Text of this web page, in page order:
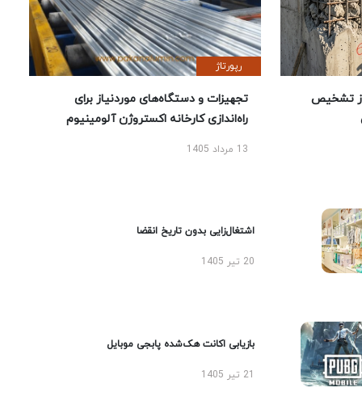
تشخیص
رپورتاژ
تجهیزات و دستگاه‌های موردنیاز برای
راه‌اندازی کارخانه اکستروژن آلومینیوم
13 مرداد 1405
اشتغال‌زایی بدون تاریخ انقضا
20 تیر 1405
بازیابی اکانت هک‌شده پابجی موبایل